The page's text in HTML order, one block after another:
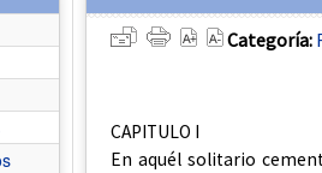
Categoría:
CAPITULO I
En aquél solitario